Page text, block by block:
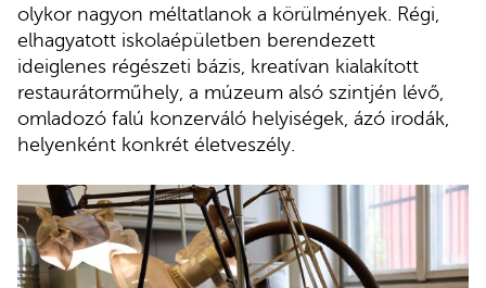
olykor nagyon méltatlanok a körülmények. Régi,
elhagyatott iskolaépületben berendezett
ideiglenes régészeti bázis, kreatívan kialakított
restaurátorműhely, a múzeum alsó szintjén lévő,
omladozó falú konzerváló helyiségek, ázó irodák,
helyenként konkrét életveszély.